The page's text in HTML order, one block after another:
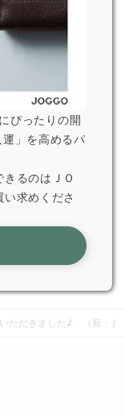
らせ
配送遅延について
知らせ
ただきました♪ （新・お
ぴったりの開
」を高めるパ
るのはＪＯ
求めくださ